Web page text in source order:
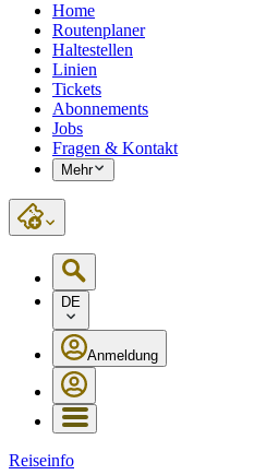
Home
Routenplaner
Haltestellen
Linien
Tickets
Abonnements
Jobs
Fragen & Kontakt
Mehr
DE
Anmeldung
Reiseinfo